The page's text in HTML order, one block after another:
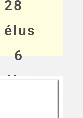
28
élus
6
élus